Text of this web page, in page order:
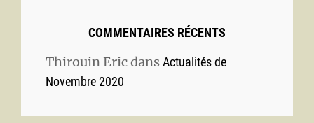
COMMENTAIRES RÉCENTS
Thirouin EricdansActualités de
Novembre 2020